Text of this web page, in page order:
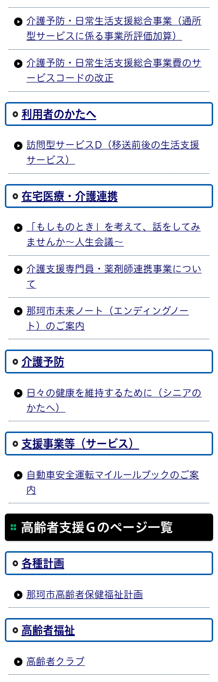
介護予防・日常生活支援総合事業（通所
型サービスに係る事業所評価加算）
介護予防・日常生活支援総合事業費のサ
ービスコードの改正
利用者のかたへ
訪問型サービスD（移送前後の生活支援
サービス）
在宅医療・介護連携
「もしものとき」を考えて、話をしてみ
ませんか～人生会議～
介護支援専門員・薬剤師連携事業につい
て
那珂市未来ノート（エンディングノー
ト）のご案内
介護予防
日々の健康を維持するために（シニアの
かたへ）
支援事業等（サービス）
自動車安全運転マイルールブックのご案
内
高齢者支援Ｇのページ一覧
各種計画
那珂市高齢者保健福祉計画
高齢者福祉
高齢者クラブ